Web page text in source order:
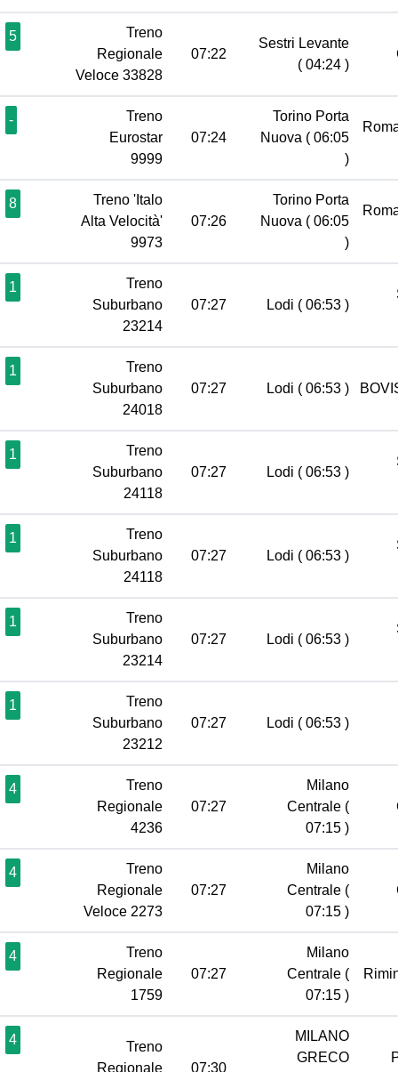
5
Treno
Regionale
Veloce 33828
07:22
Sestri Levante
( 04:24 )
-
Treno
Eurostar
9999
07:24
Torino Porta
Nuova ( 06:05
)
8
Treno 'Italo
Alta Velocità'
9973
07:26
Torino Porta
Nuova ( 06:05
)
1
Treno
Suburbano
23214
07:27 Lodi ( 06:53 )
1
Treno
Suburbano
24018
07:27 Lodi ( 06:53 )
1
Treno
Suburbano
24118
07:27 Lodi ( 06:53 )
1
Treno
Suburbano
24118
07:27 Lodi ( 06:53 )
1
Treno
Suburbano
23214
07:27 Lodi ( 06:53 )
1
Treno
Suburbano
23212
07:27 Lodi ( 06:53 )
4
Treno
Regionale
4236
07:27
Milano
Centrale (
07:15 )
4
Treno
Regionale
Veloce 2273
07:27
Milano
Centrale (
07:15 )
4
Treno
Regionale
1759
07:27
Milano
Centrale (
07:15 )
4
Treno
Regionale
07:30
MILANO
GRECO